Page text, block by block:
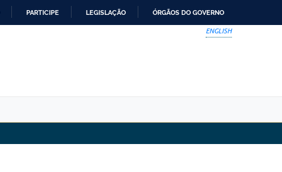
PARTICIPE LEGISLAÇÃO ÓRGÃOS DO GOVERNO
ENGLISH